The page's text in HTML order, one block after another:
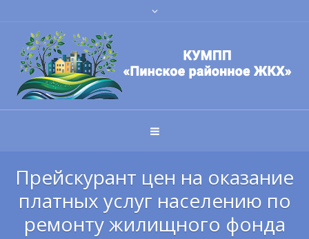
Прейскурант цен на оказание
платных услуг населению по
ремонту жилищного фонда